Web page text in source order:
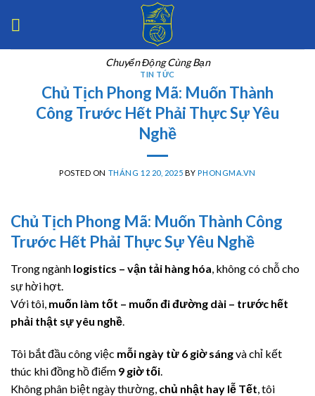
Chuyển Động Cùng Bạn
TIN TỨC
Chủ Tịch Phong Mã: Muốn Thành
Công Trước Hết Phải Thực Sự Yêu
Nghề
POSTED ON THÁNG 12 20, 2025 BYPHONGMA.VN
Chủ Tịch Phong Mã: Muốn Thành Công
Trước Hết Phải Thực Sự Yêu Nghề
Trong ngành logistics – vận tải hàng hóa , không có chỗ cho
sự hời hợt.
Với tôi, muốn làm tốt – muốn đi đường dài – trước hết
phải thật sự yêu nghề
Tôi bắt đầu công việc mỗi ngày từ 6 giờ sángvà chỉ kết
thúc khi đồng hồ điểm 9 giờ tối
Không phân biệt ngày thường, chủ nhật hay lễ Tết , tôi